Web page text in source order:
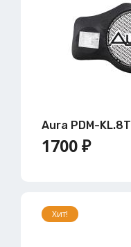
Aura PDM-KL.8T
1700 ₽
Хит!